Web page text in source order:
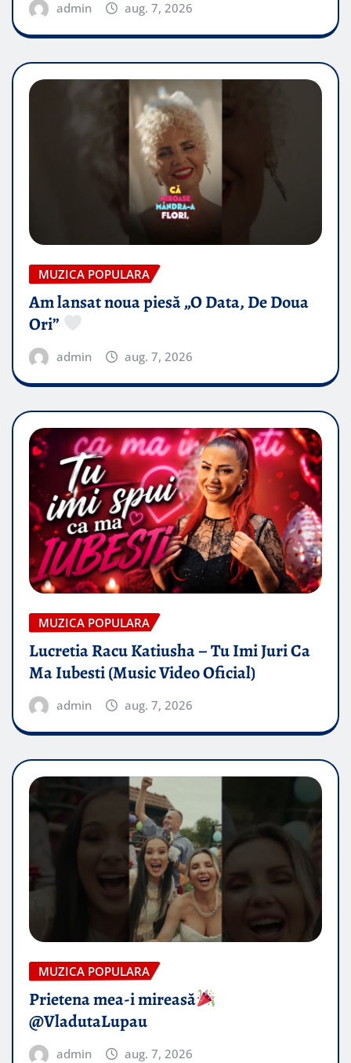
admin aug. 7, 2026
MUZICA POPULARA
Am lansat noua piesă „O Data, De Doua
Ori”
admin aug. 7, 2026
MUZICA POPULARA
Lucretia Racu Katiusha – Tu Imi Juri Ca
Ma Iubesti (Music Video Oficial)
admin aug. 7, 2026
MUZICA POPULARA
Prietena mea-i mireasă​
@VladutaLupau
admin aug. 7, 2026